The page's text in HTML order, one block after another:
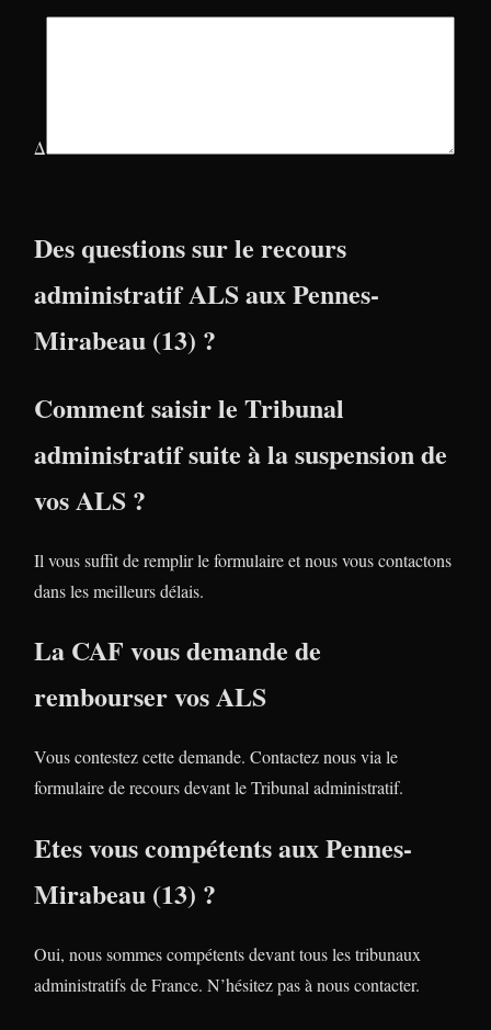
Δ
Des questions sur le recours
administratif ALS aux Pennes-
Mirabeau (13) ?
Comment saisir le Tribunal
administratif suite à la suspension de
vos ALS ?
Il vous suffit de remplir le formulaire et nous vous contactons
dans les meilleurs délais.
La CAF vous demande de
rembourser vos ALS
Vous contestez cette demande. Contactez nous via le
formulaire de recours devant le Tribunal administratif.
Etes vous compétents aux Pennes-
Mirabeau (13) ?
Oui, nous sommes compétents devant tous les tribunaux
administratifs de France. N’hésitez pas à nous contacter.